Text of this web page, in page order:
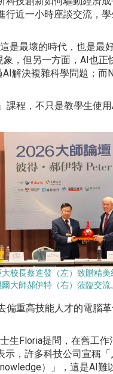
近一小時座談交流，
是最壞的時代，也是最
，但另一方面，AI也正
解決複雜科學問題；而
課程，不只是教學生使
大校長蔡進發（左）致贈精
爾大師郝伊特（右）蒞臨交流
偏重高技能人才的電腦
生Floria提問，在舊工作
，許多科技公司宣稱「
）」，這是AI難